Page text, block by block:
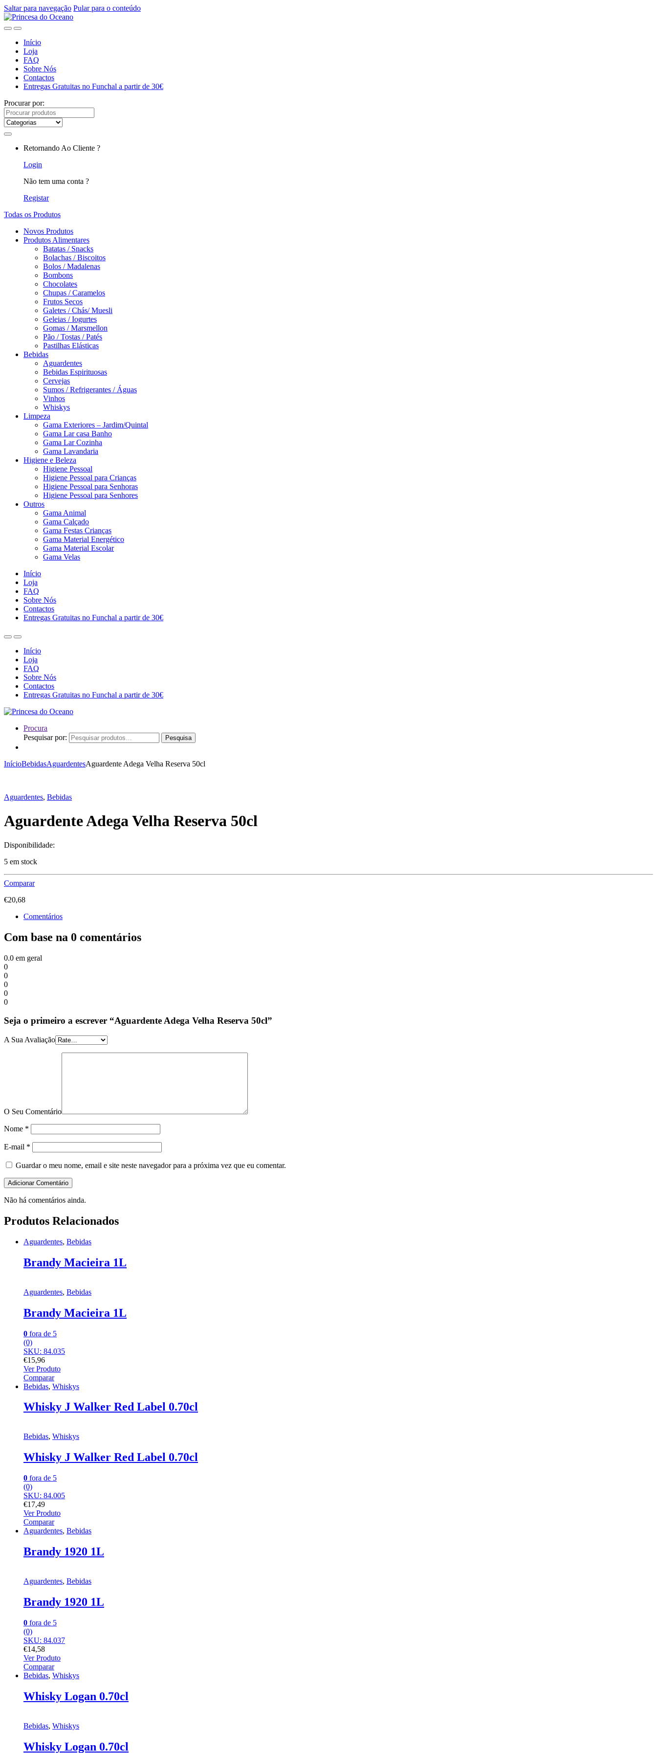
Saltar para navegação Pular para o conteúdo
Início
Loja
FAQ
Sobre Nós
Contactos
Entregas Gratuitas no Funchal a partir de 30€
Procurar por:
Retornando Ao Cliente ?
Login
Não tem uma conta ?
Registar
Todas os Produtos
Novos Produtos
Produtos Alimentares
Batatas / Snacks
Bolachas / Biscoitos
Bolos / Madalenas
Bombons
Chocolates
Chupas / Caramelos
Frutos Secos
Galetes / Chás/ Muesli
Geleias / Iogurtes
Gomas / Marsmellon
Pão / Tostas / Patés
Pastilhas Elásticas
Bebidas
Aguardentes
Bebidas Espirituosas
Cervejas
Sumos / Refrigerantes / Águas
Vinhos
Whiskys
Limpeza
Gama Exteriores – Jardim/Quintal
Gama Lar casa Banho
Gama Lar Cozinha
Gama Lavandaria
Higiene e Beleza
Higiene Pessoal
Higiene Pessoal para Crianças
Higiene Pessoal para Senhoras
Higiene Pessoal para Senhores
Outros
Gama Animal
Gama Calçado
Gama Festas Crianças
Gama Material Energético
Gama Material Escolar
Gama Velas
Início
Loja
FAQ
Sobre Nós
Contactos
Entregas Gratuitas no Funchal a partir de 30€
Início
Loja
FAQ
Sobre Nós
Contactos
Entregas Gratuitas no Funchal a partir de 30€
Procura
Pesquisar por:
Pesquisa
InícioBebidasAguardentesAguardente Adega Velha Reserva 50cl
Aguardentes, Bebidas
Aguardente Adega Velha Reserva 50cl
Disponibilidade:
5 em stock
Comparar
€20,68
Comentários
Com base na 0 comentários
0.0 em geral
0
0
0
0
0
Seja o primeiro a escrever “Aguardente Adega Velha Reserva 50cl”
A Sua Avaliação
O Seu Comentário
Nome *
E-mail *
Guardar o meu nome, email e site neste navegador para a próxima vez que eu comentar.
Não há comentários ainda.
Produtos Relacionados
Aguardentes, Bebidas
Brandy Macieira 1L
Aguardentes, Bebidas
Brandy Macieira 1L
0 fora de 5
(0)
SKU: 84.035
€15,96
Ver Produto
Comparar
Bebidas, Whiskys
Whisky J Walker Red Label 0.70cl
Bebidas, Whiskys
Whisky J Walker Red Label 0.70cl
0 fora de 5
(0)
SKU: 84.005
€17,49
Ver Produto
Comparar
Aguardentes, Bebidas
Brandy 1920 1L
Aguardentes, Bebidas
Brandy 1920 1L
0 fora de 5
(0)
SKU: 84.037
€14,58
Ver Produto
Comparar
Bebidas, Whiskys
Whisky Logan 0.70cl
Bebidas, Whiskys
Whisky Logan 0.70cl